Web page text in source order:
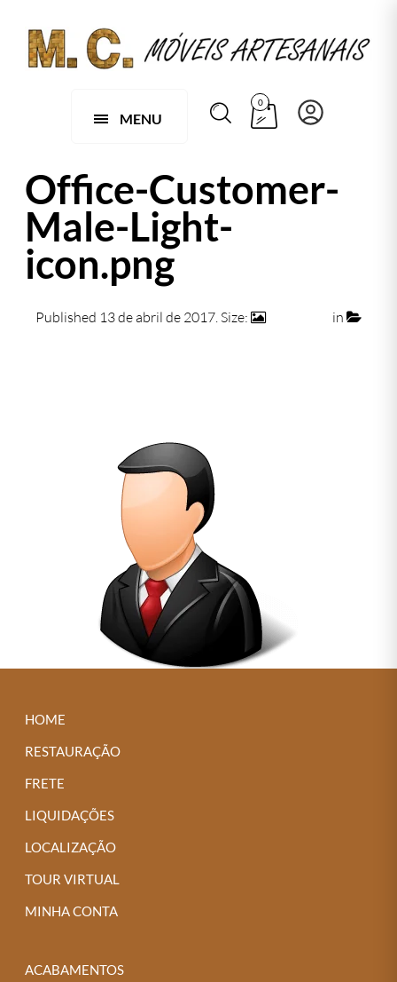
MENU
0
Office-Customer-
Male-Light-
icon.png
Published 13 de abril de 2017 . Size:
in
HOME
RESTAURAÇÃO
FRETE
LIQUIDAÇÕES
LOCALIZAÇÃO
TOUR VIRTUAL
MINHA CONTA
ACABAMENTOS